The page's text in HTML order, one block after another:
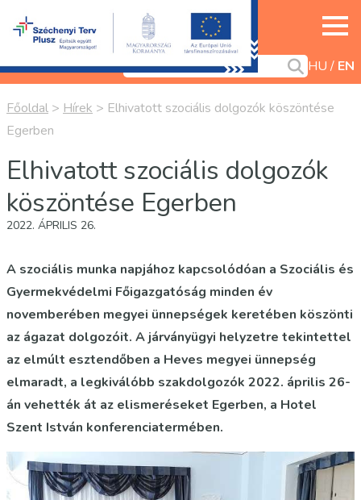
HU EN
Főoldal > Hírek > Elhivatott szociális dolgozók köszöntése
Egerben
Elhivatott szociális dolgozók
köszöntése Egerben
2022. ÁPRILIS 26.
A szociális munka napjához kapcsolódóan a Szociális és
Gyermekvédelmi Főigazgatóság minden év
novemberében megyei ünnepségek keretében köszönti
az ágazat dolgozóit. A járványügyi helyzetre tekintettel
az elmúlt esztendőben a Heves megyei ünnepség
elmaradt, a legkiválóbb szakdolgozók 2022. április 26-
án vehették át az elismeréseket Egerben, a Hotel
Szent István konferenciatermében.